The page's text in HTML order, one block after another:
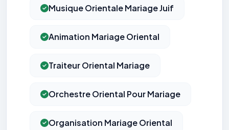
Musique Orientale Mariage Juif
Animation Mariage Oriental
Traiteur Oriental Mariage
Orchestre Oriental Pour Mariage
Organisation Mariage Oriental